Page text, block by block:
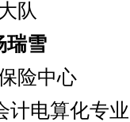
队
瑞雪
险中心
计电算化专